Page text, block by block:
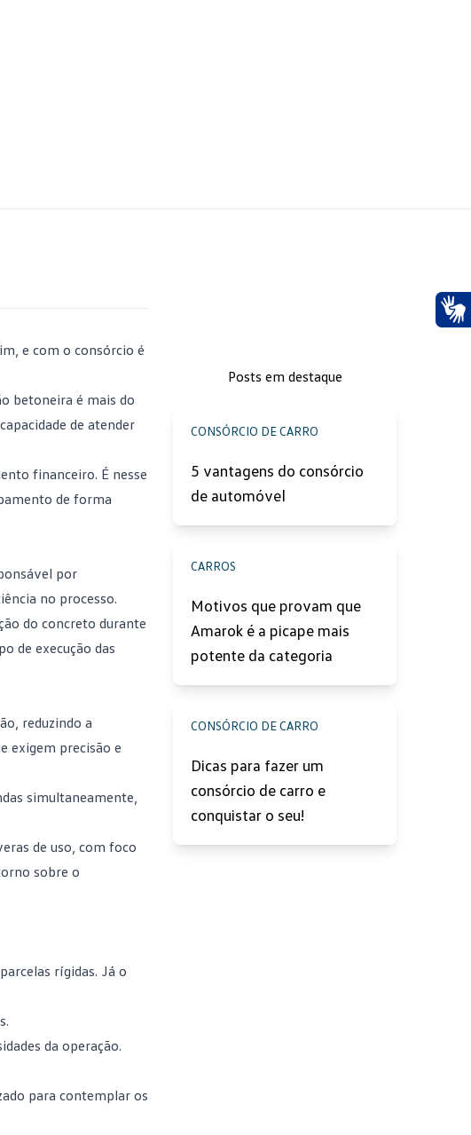
e com o consórcio é
betoneira é mais do
de atender
financeiro. É nesse
de forma
por
no processo.
do concreto durante
de execução das
reduzindo a
exigem precisão e
simultaneamente,
de uso, com foco
sobre o
rígidas. Já o
da operação.
para contemplar os
Posts em destaque
CONSÓRCIO DE CARRO
5 vantagens do consórcio
de automóvel
CARROS
Motivos que provam que
Amarok é a picape mais
potente da categoria
CONSÓRCIO DE CARRO
Dicas para fazer um
consórcio de carro e
conquistar o seu!